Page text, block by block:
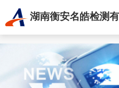
湖南衡安名皓检测